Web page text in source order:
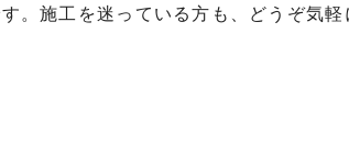
。施工を迷っている方も、どうぞ気軽